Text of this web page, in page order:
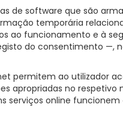
de software que são
temporária
ao funcionamento e à
do consentimento —,
permitem ao utilizador
apropriadas no
serviços online